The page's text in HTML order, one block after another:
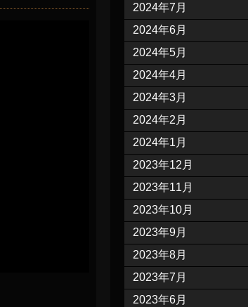
2024年7月
2024年6月
2024年5月
2024年4月
2024年3月
2024年2月
2024年1月
2023年12月
2023年11月
2023年10月
2023年9月
2023年8月
2023年7月
2023年6月